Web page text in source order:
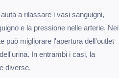
a rilassare i vasi sanguigni,
e la pressione nelle arterie. Nei
può migliorare l'apertura dell'outlet
In entrambi i casi, la
diverse.